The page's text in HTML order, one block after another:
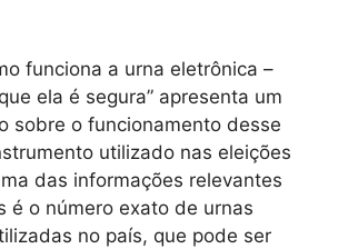
funciona a urna eletrônica –
ela é segura” apresenta um
sobre o funcionamento desse
utilizado nas eleições
das informações relevantes
é o número exato de urnas
no país, que pode ser